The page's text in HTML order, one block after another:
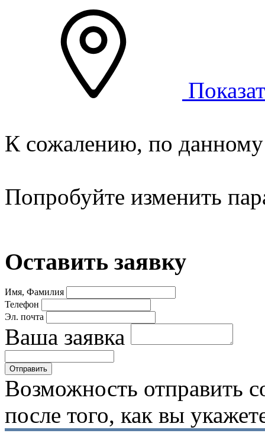
К сожалению, по данному
Попробуйте изменить
Оставить заявку
Имя, Фамилия
Телефон
Эл. почта
Ваша заявка
Возможность отправить
после того, как вы